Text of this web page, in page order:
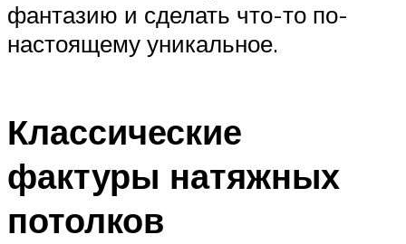
фантазию и сделать что-то по-
настоящему уникальное.
Классические
фактуры натяжных
потолков